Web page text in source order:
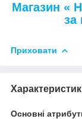
Магазин «
за
Приховати
Основні